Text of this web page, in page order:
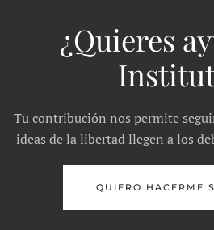
¿Quieres
Tu contribución nos permite
ideas de la libertad llegen a los
QUIERO HACERME